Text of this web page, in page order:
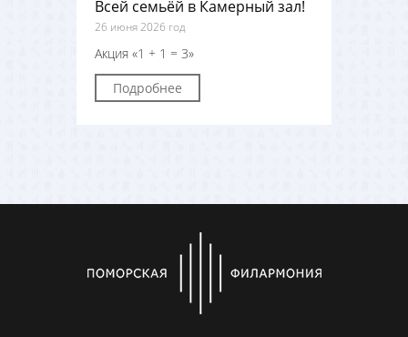
Всей семьёй в Камерный зал!
26 июня 2026 год
Акция «1 + 1 = 3»
Подробнее